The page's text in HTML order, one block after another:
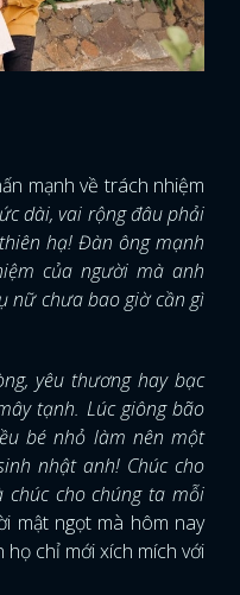
mạnh về trách nhiệm
dài, vai rộng đâu phải
hạ! Đàn ông mạnh
của người mà anh
nữ chưa bao giờ cần gì
yêu thương hay bạc
tạnh. Lúc giông bão
bé nhỏ làm nên một
nhật anh! Chúc cho
cho chúng ta mỗi
mật ngọt mà hôm nay
chỉ mới xích mích với